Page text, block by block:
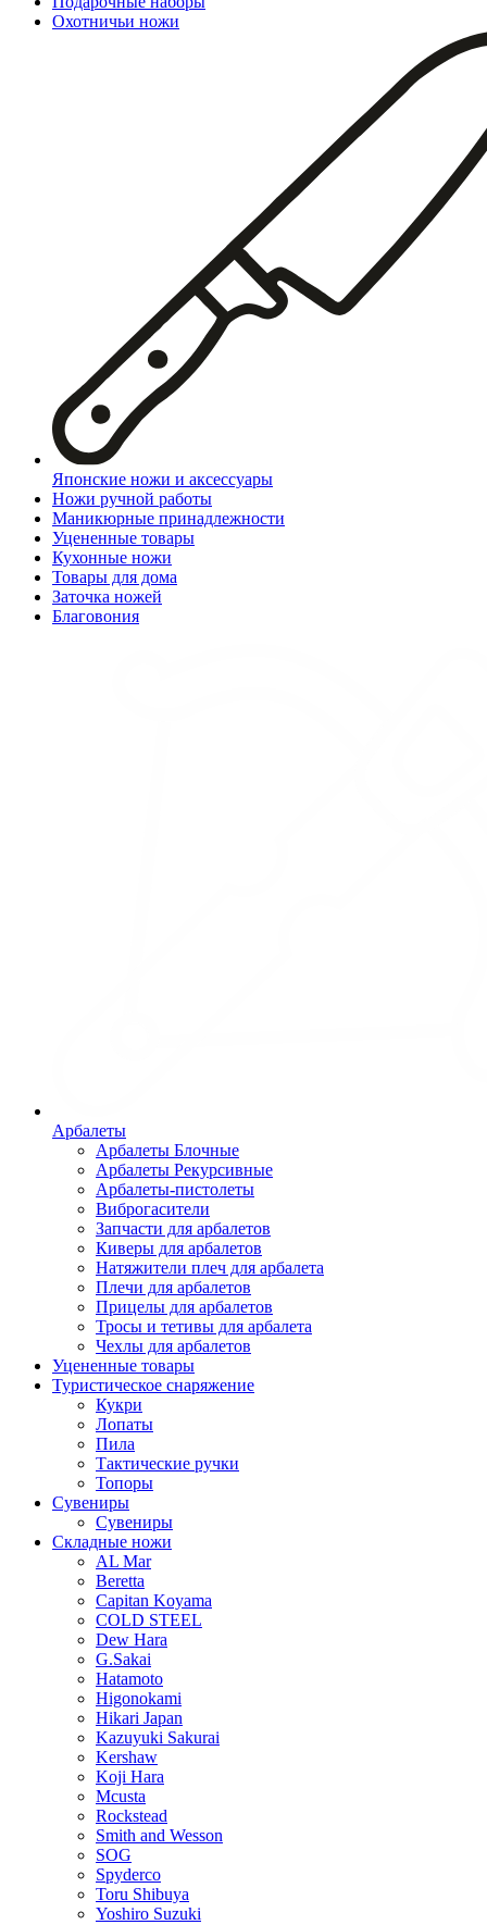
Охотничьи ножи
Японские ножи и аксессуары
Ножи ручной работы
Маникюрные принадлежности
Уцененные товары
Кухонные ножи
Товары для дома
Заточка ножей
Благовония
Арбалеты
Арбалеты Блочные
Арбалеты Рекурсивные
Арбалеты-пистолеты
Виброгасители
Запчасти для арбалетов
Киверы для арбалетов
Натяжители плеч для арбалета
Плечи для арбалетов
Прицелы для арбалетов
Тросы и тетивы для арбалета
Чехлы для арбалетов
Уцененные товары
Туристическое снаряжение
Кукри
Лопаты
Пила
Тактические ручки
Топоры
Сувениры
Сувениры
Складные ножи
AL Mar
Beretta
Capitan Koyama
COLD STEEL
Dew Hara
G.Sakai
Hatamoto
Higonokami
Hikari Japan
Kazuyuki Sakurai
Kershaw
Koji Hara
Mcusta
Rockstead
Smith and Wesson
SOG
Spyderco
Toru Shibuya
Yoshiro Suzuki